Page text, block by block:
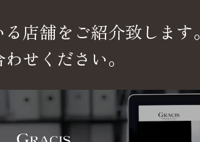
店舗をご紹介致します。
せください。